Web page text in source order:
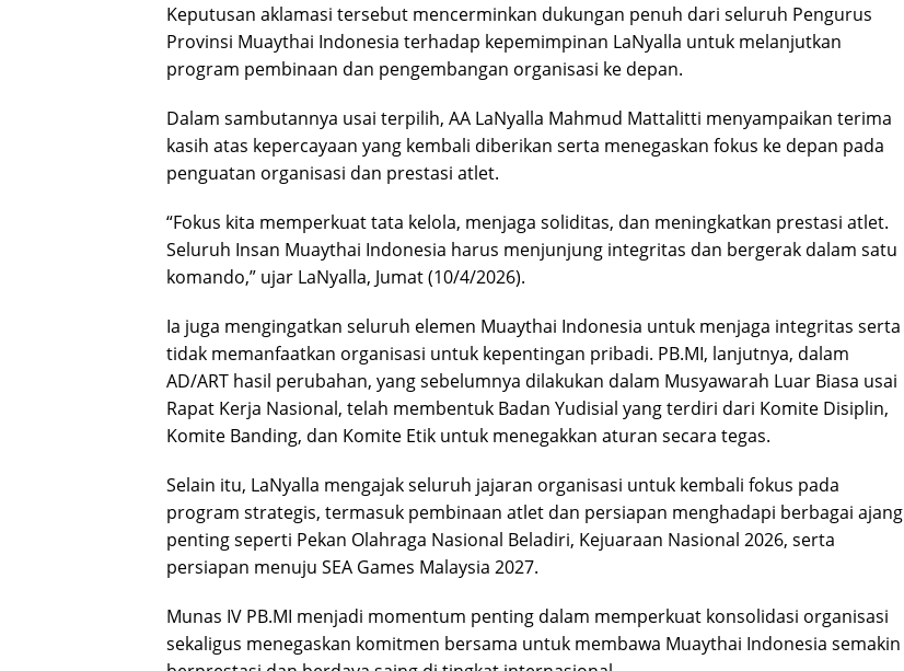
Keputusan aklamasi tersebut mencerminkan dukungan penuh dari seluruh Pengurus
Provinsi Muaythai Indonesia terhadap kepemimpinan LaNyalla untuk melanjutkan
program pembinaan dan pengembangan organisasi ke depan.
Dalam sambutannya usai terpilih, AA LaNyalla Mahmud Mattalitti menyampaikan terima
kasih atas kepercayaan yang kembali diberikan serta menegaskan fokus ke depan pada
penguatan organisasi dan prestasi atlet.
“Fokus kita memperkuat tata kelola, menjaga soliditas, dan meningkatkan prestasi atlet.
Seluruh Insan Muaythai Indonesia harus menjunjung integritas dan bergerak dalam satu
komando,” ujar LaNyalla, Jumat (10/4/2026).
Ia juga mengingatkan seluruh elemen Muaythai Indonesia untuk menjaga integritas serta
tidak memanfaatkan organisasi untuk kepentingan pribadi. PB.MI, lanjutnya, dalam
AD/ART hasil perubahan, yang sebelumnya dilakukan dalam Musyawarah Luar Biasa usai
Rapat Kerja Nasional, telah membentuk Badan Yudisial yang terdiri dari Komite Disiplin,
Komite Banding, dan Komite Etik untuk menegakkan aturan secara tegas.
Selain itu, LaNyalla mengajak seluruh jajaran organisasi untuk kembali fokus pada
program strategis, termasuk pembinaan atlet dan persiapan menghadapi berbagai ajang
penting seperti Pekan Olahraga Nasional Beladiri, Kejuaraan Nasional 2026, serta
persiapan menuju SEA Games Malaysia 2027.
Munas IV PB.MI menjadi momentum penting dalam memperkuat konsolidasi organisasi
sekaligus menegaskan komitmen bersama untuk membawa Muaythai Indonesia semakin